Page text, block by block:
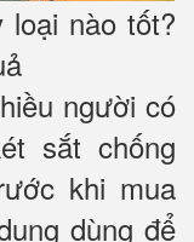
loại nào tốt?
người có
sắt chống
khi mua
dùng để